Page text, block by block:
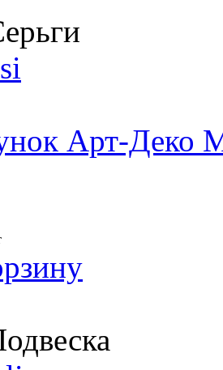
Арт-Деко